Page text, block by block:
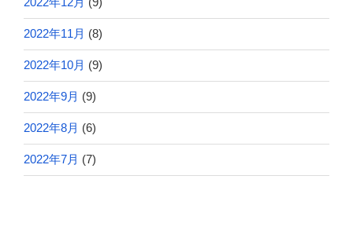
2022年11月 (8)
2022年10月 (9)
2022年9月 (9)
2022年8月 (6)
2022年7月 (7)